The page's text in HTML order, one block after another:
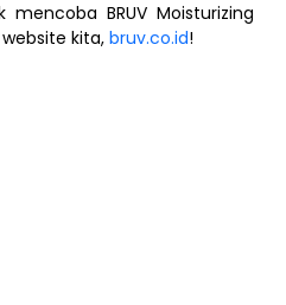
BRUV Moisturizing
website kita,bruv.co.id!